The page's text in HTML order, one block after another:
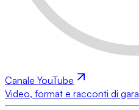
Canale YouTube
Video, format e racconti di gara